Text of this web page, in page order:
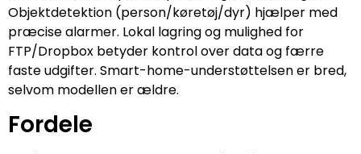
Objektdetektion (person/køretøj/dyr) hjælper med
præcise alarmer. Lokal lagring og mulighed for
FTP/Dropbox betyder kontrol over data og færre
faste udgifter. Smart-home-understøttelsen er bred,
selvom modellen er ældre.
Fordele